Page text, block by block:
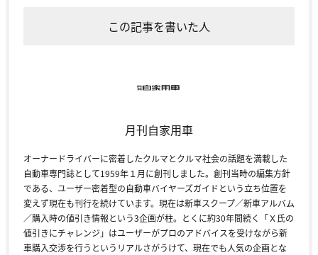
この記事を書いた人
月刊自家用車
オーナードライバーに密着したクルマとクルマ社会の話題を満載した
自動車専門誌として1959年１月に創刊しました。創刊当時の編集方針
である、ユーザー密着型の自動車バイヤーズガイドという立ち位置を
変えず現在も刊行を続けています。現在は新車スクープ／新車アルバム
／購入時の値引き情報という3企画が柱。とくに約30年間続く「Ｘ氏の
値引きにチャレンジ」はユーザーがプロのアドバイスを受けながら新
車購入交渉を行うというリアルさがうけて、現在でも人気の企画とな